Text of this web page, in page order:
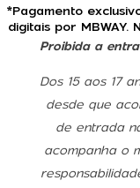
*Pagamento
digitais por MBWAY.
Proibida a
Dos 15 aos 17
desde que
de entrada
acompanha o